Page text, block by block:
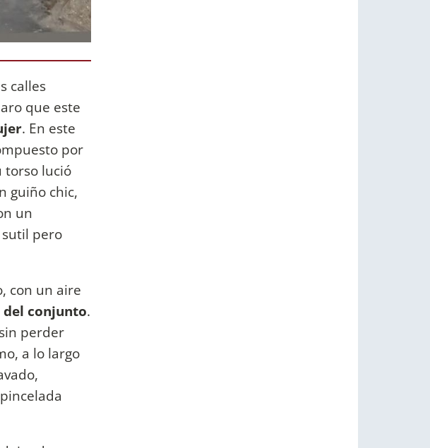
calles
que este
. En este
por
torso lució
guiño chic,
un
pero
con un aire
conjunto.
perder
a lo largo